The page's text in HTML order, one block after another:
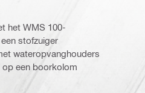
het WMS 100-
stofzuiger
wateropvanghouders
een boorkolom